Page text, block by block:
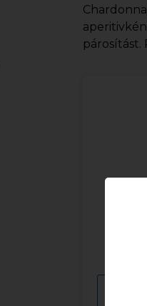
párosítást.